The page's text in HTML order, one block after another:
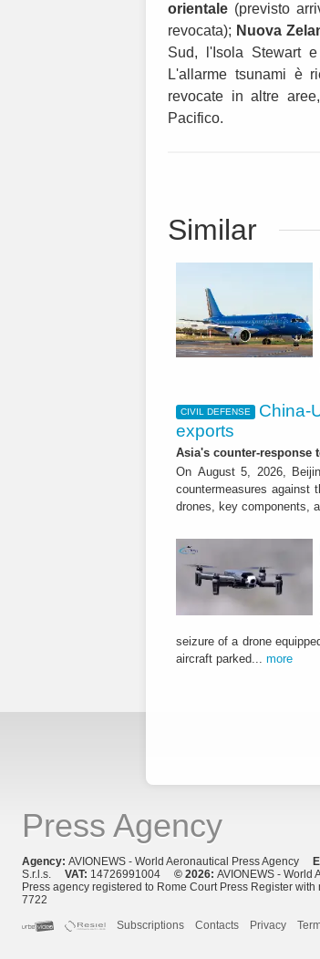
orientale (previsto
revocata); Nuova
Sud, l'Isola Stewart
L'allarme tsunami è
revocate in altre
Pacifico.
Similar
CIVIL DEFENSE
China-
exports
Asia's counter-response
On August 5, 2026,
countermeasures against
drones, key components,
seizure of a drone
aircraft parked... more
Press Agency
Agency: AVIONEWS - World Aeronautical Press Agency
S.r.l.s. VAT: 14726991004 © 2026: AVIONEWS - World
Press agency registered to Rome Court Press Register
7722
Subscriptions
Contacts Privacy